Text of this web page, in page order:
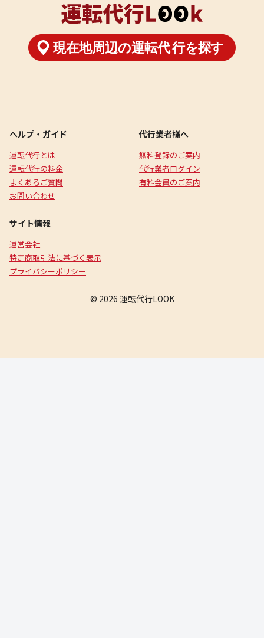
ヘルプ・ガイド
運転代行とは
運転代行の料金
よくあるご質問
お問い合わせ
代行業者様へ
無料登録のご案内
代行業者ログイン
有料会員のご案内
サイト情報
運営会社
特定商取引法に基づく表示
プライバシーポリシー
© 2026 運転代行LOOK